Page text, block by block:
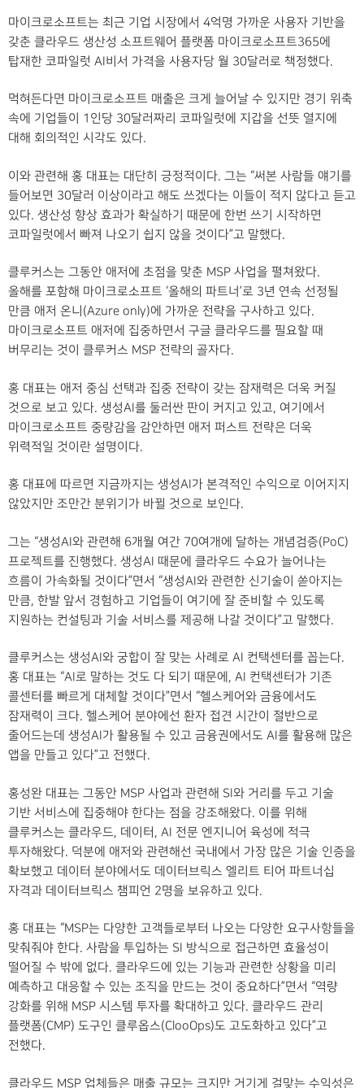
마이크로소프트는 최근 기업 시장에서 4억명 가까운 사용자 기반을
갖춘 클라우드 생산성 소프트웨어 플랫폼 마이크로소프트365에
탑재한 코파일럿 AI비서 가격을 사용자당 월 30달러로 책정했다.
먹혀든다면 마이크로소프트 매출은 크게 늘어날 수 있지만 경기 위축
속에 기업들이 1인당 30달러짜리 코파일럿에 지갑을 선뜻 열지에
대해 회의적인 시각도 있다.
이와 관련해 홍 대표는 대단히 긍정적이다. 그는 “써본 사람들 얘기를
들어보면 30달러 이상이라고 해도 쓰겠다는 이들이 적지 않다고 듣고
있다. 생산성 향상 효과가 확실하기 때문에 한번 쓰기 시작하면
코파일럿에서 빠져 나오기 쉽지 않을 것이다”고 말했다.
클루커스는 그동안 애저에 초점을 맞춘 MSP 사업을 펼쳐왔다.
올해를 포함해 마이크로소프트 ‘올해의 파트너’로 3년 연속 선정될
만큼 애저 온니(Azure only)에 가까운 전략을 구사하고 있다.
마이크로소프트 애저에 집중하면서 구글 클라우드를 필요할 때
버무리는 것이 클루커스 MSP 전략의 골자다.
홍 대표는 애저 중심 선택과 집중 전략이 갖는 잠재력은 더욱 커질
것으로 보고 있다. 생성AI를 둘러싼 판이 커지고 있고, 여기에서
마이크로소프트 중량감을 감안하면 애저 퍼스트 전략은 더욱
위력적일 것이란 설명이다.
홍 대표에 따르면 지금까지는 생성AI가 본격적인 수익으로 이어지지
않았지만 조만간 분위기가 바뀔 것으로 보인다.
그는 “생성AI와 관련해 6개월 여간 70여개에 달하는 개념검증(PoC)
프로젝트를 진행했다. 생성AI 때문에 클라우드 수요가 늘어나는
흐름이 가속화될 것이다”면서 “생성AI와 관련한 신기술이 쏟아지는
만큼, 한발 앞서 경험하고 기업들이 여기에 잘 준비할 수 있도록
지원하는 컨설팅과 기술 서비스를 제공해 나갈 것이다”고 말했다.
클루커스는 생성AI와 궁합이 잘 맞는 사례로 AI 컨택센터를 꼽는다.
홍 대표는 “AI로 말하는 것도 다 되기 때문에, AI 컨택센터가 기존
콜센터를 빠르게 대체할 것이다”면서 “헬스케어와 금융에서도
잠재력이 크다. 헬스케어 분야에선 환자 접견 시간이 절반으로
줄어드는데 생성AI가 활용될 수 있고 금융권에서도 AI를 활용해 많은
앱을 만들고 있다”고 전했다.
홍성완 대표는 그동안 MSP 사업과 관련해 SI와 거리를 두고 기술
기반 서비스에 집중해야 한다는 점을 강조해왔다. 이를 위해
클루커스는 클라우드, 데이터, AI 전문 엔지니어 육성에 적극
투자해왔다. 덕분에 애저와 관련해선 국내에서 가장 많은 기술 인증을
확보했고 데이터 분야에서도 데이터브릭스 엘리트 티어 파트너십
자격과 데이터브릭스 챔피언 2명을 보유하고 있다.
홍 대표는 “MSP는 다양한 고객들로부터 나오는 다양한 요구사항들을
맞춰줘야 한다. 사람을 투입하는 SI 방식으로 접근하면 효율성이
떨어질 수 밖에 없다. 클라우드에 있는 기능과 관련한 상황을 미리
예측하고 대응할 수 있는 조직을 만드는 것이 중요하다”면서 “역량
강화를 위해 MSP 시스템 투자를 확대하고 있다. 클라우드 관리
플랫폼(CMP) 도구인 클루옵스(ClooOps)도 고도화하고 있다”고
전했다.
클라우드 MSP 업체들은 매출 규모는 크지만 거기게 걸맞는 수익성은